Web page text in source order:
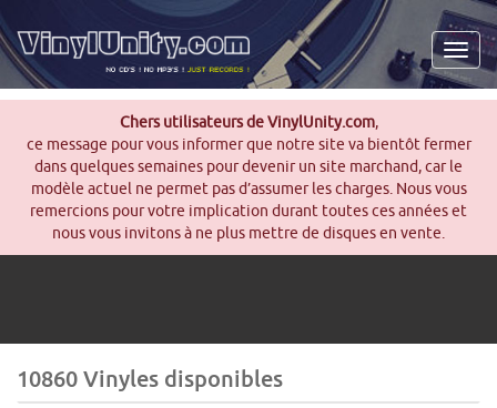
Chers utilisateurs de VinylUnity.com,
ce message pour vous informer que notre site va bientôt fermer
dans quelques semaines pour devenir un site marchand, car le
modèle actuel ne permet pas d’assumer les charges. Nous vous
remercions pour votre implication durant toutes ces années et
nous vous invitons à ne plus mettre de disques en vente.
10860 Vinyles disponibles